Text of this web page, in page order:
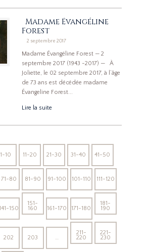
Madame Évangéline
Forest
2 septembre 2017
Madame Évangéline Forest — 2
septembre 2017 (1943 -2017) — À
Joliette, le 02 septembre 2017, à l’âge
de 73 ans est décédée madame
Évangeline Forest...
Lire la suite
1-10 11-20 21-30 31-40 41-50
71-80 81-90 91-100 101-110 111-120
150
151-
160 161-170 171-180
181-
190
202 203
211-
220
221-
230